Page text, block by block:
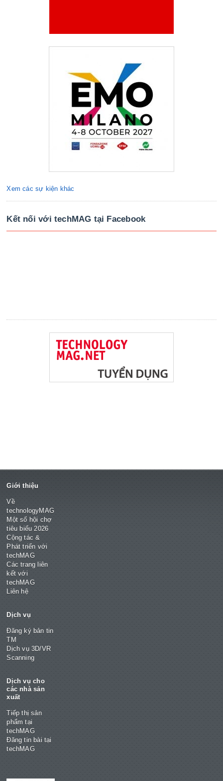
Xem các sự kiện khác
Kết nối với techMAG tại Facebook
Giới thiệu
Về
technologyMAG
Một số hội chợ
tiêu biểu 2026
Cộng tác &
Phát triển với
techMAG
Các trang liên
kết với
techMAG
Liên hệ
Dịch vụ
Đăng ký bản tin
TM
Dịch vụ 3D/VR
Scanning
Dịch vụ cho
các nhà sản
xuất
Tiếp thị sản
phẩm tại
techMAG
Đăng tin bài tại
techMAG